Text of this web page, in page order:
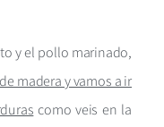
y el pollo marinado,
madera y vamos a ir
como veis en la